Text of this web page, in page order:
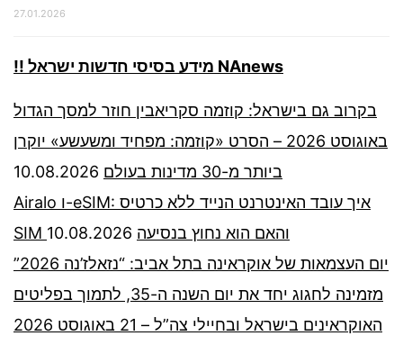
27.01.2026
!! מידע בסיסי חדשות ישראל NAnews
בקרוב גם בישראל: קוזמה סקריאבין חוזר למסך הגדול
באוגוסט 2026 – הסרט «קוזמה: מפחיד ומשעשע» יוקרן
ביותר מ-30 מדינות בעולם
10.08.2026
Airalo ו-eSIM: איך עובד האינטרנט הנייד ללא כרטיס
SIM והאם הוא נחוץ בנסיעה 10.08.2026
יום העצמאות של אוקראינה בתל אביב: “נזאלז’נה 2026”
מזמינה לחגוג יחד את יום השנה ה-35, לתמוך בפליטים
האוקראינים בישראל ובחיילי צה”ל – 21 באוגוסט 2026